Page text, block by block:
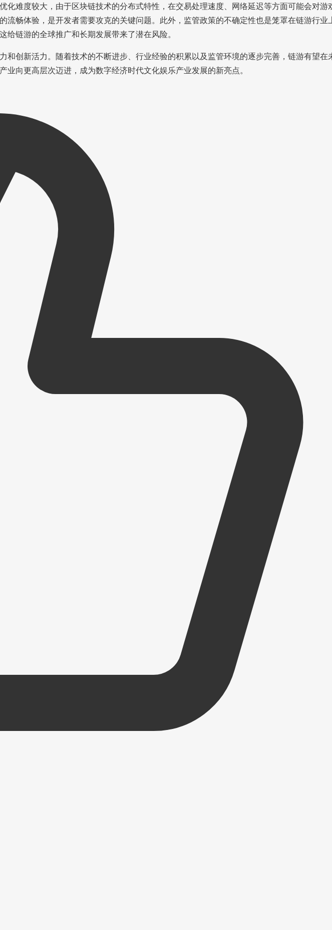
难度较大，由于区块链技术的分布式特性，在交易处理速度、网络延迟等方面可能会对游
畅体验，是开发者需要攻克的关键问题。此外，监管政策的不确定性也是笼罩在链游行业
链游的全球推广和长期发展带来了潜在风险。
创新活力。随着技术的不断进步、行业经验的积累以及监管环境的逐步完善，链游有望在
向更高层次迈进，成为数字经济时代文化娱乐产业发展的新亮点。